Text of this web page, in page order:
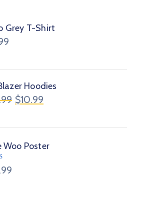
Grey T-Shirt
Hoodies
$10.99
Woo Poster
5